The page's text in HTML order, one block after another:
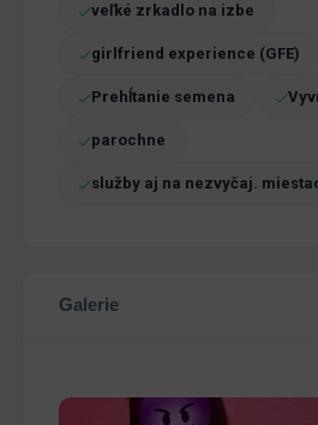
veľké zrkadlo na izbe
girlfriend experience (GFE)
Prehĺtanie semena
parochne
služby aj na nezvyčaj.
Galerie